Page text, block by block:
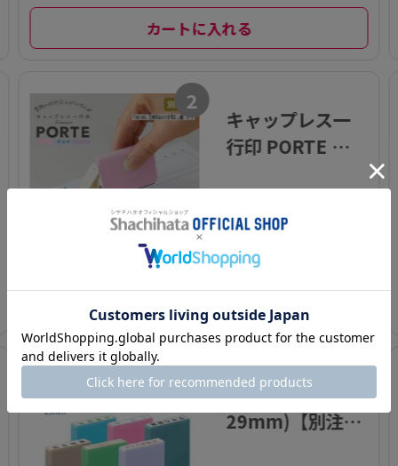
カートに入れる
2
キャップレス一
行印 PORTE ポル
¥ 1,980(税込)～
3
氏名印 別製 (5×
29mm)【別注